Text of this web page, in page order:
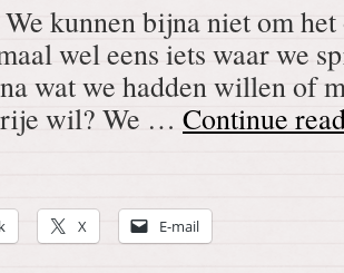
kunnen bijna niet om het
wel eens iets waar we
wat we hadden willen of
wil? We … Continue
X E-mail